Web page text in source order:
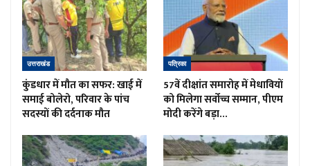
उत्तराखंड
कुंडधार में मौत का सफर: खाई में
समाई बोलेरो, परिवार के पांच
सदस्यों की दर्दनाक मौत
पत्रिका
57वें दीक्षांत समारोह में मेधावियों
को मिलेगा सर्वोच्च सम्मान, पीएम
मोदी करेंगे बड़ा…